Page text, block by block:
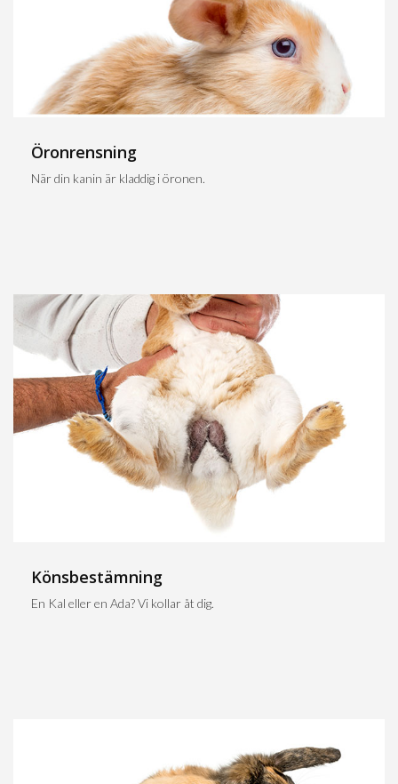
Öronrensning
När din kanin är kladdig i öronen.
Könsbestämning
En Kal eller en Ada? Vi kollar åt dig.